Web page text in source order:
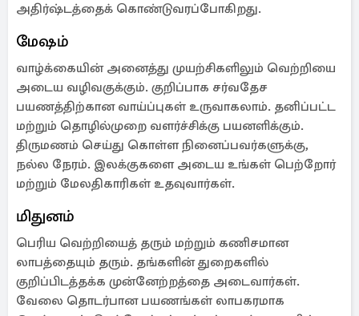
அதிர்ஷ்டத்தைக் கொண்டுவரப்போகிறது.
மேஷம்
வாழ்க்கையின் அனைத்து முயற்சிகளிலும் வெற்றியை
அடைய வழிவகுக்கும். குறிப்பாக சர்வதேச
பயணத்திற்கான வாய்ப்புகள் உருவாகலாம். தனிப்பட்ட
மற்றும் தொழில்முறை வளர்ச்சிக்கு பயனளிக்கும்.
திருமணம் செய்து கொள்ள நினைப்பவர்களுக்கு,
நல்ல நேரம். இலக்குகளை அடைய உங்கள் பெற்றோர்
மற்றும் மேலதிகாரிகள் உதவுவார்கள்.
மிதுனம்
பெரிய வெற்றியைத் தரும் மற்றும் கணிசமான
லாபத்தையும் தரும். தங்களின் துறைகளில்
குறிப்பிடத்தக்க முன்னேற்றத்தை அடைவார்கள்.
வேலை தொடர்பான பயணங்கள் லாபகரமாக